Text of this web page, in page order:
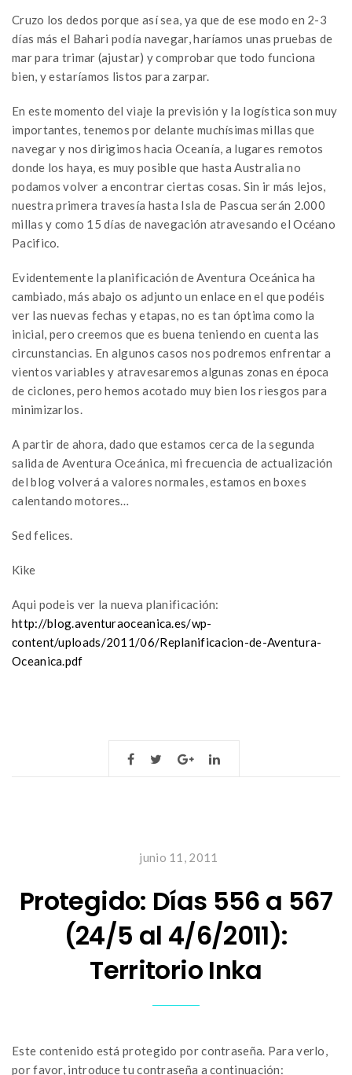
Cruzo los dedos porque así sea, ya que de ese modo en 2-3
días más el Bahari podía navegar, haríamos unas pruebas de
mar para trimar (ajustar) y comprobar que todo funciona
bien, y estaríamos listos para zarpar.
En este momento del viaje la previsión y la logística son muy
importantes, tenemos por delante muchísimas millas que
navegar y nos dirigimos hacia Oceanía, a lugares remotos
donde los haya, es muy posible que hasta Australia no
podamos volver a encontrar ciertas cosas. Sin ir más lejos,
nuestra primera travesía hasta Isla de Pascua serán 2.000
millas y como 15 días de navegación atravesando el Océano
Pacifico.
Evidentemente la planificación de Aventura Oceánica ha
cambiado, más abajo os adjunto un enlace en el que podéis
ver las nuevas fechas y etapas, no es tan óptima como la
inicial, pero creemos que es buena teniendo en cuenta las
circunstancias. En algunos casos nos podremos enfrentar a
vientos variables y atravesaremos algunas zonas en época
de ciclones, pero hemos acotado muy bien los riesgos para
minimizarlos.
A partir de ahora, dado que estamos cerca de la segunda
salida de Aventura Oceánica, mi frecuencia de actualización
del blog volverá a valores normales, estamos en boxes
calentando motores…
Sed felices.
Kike
Aqui podeis ver la nueva planificación:
http://blog.aventuraoceanica.es/wp-
content/uploads/2011/06/Replanificacion-de-Aventura-
Oceanica.pdf
junio 11, 2011
Protegido: Días 556 a 567
(24/5 al 4/6/2011):
Territorio Inka
Este contenido está protegido por contraseña. Para verlo,
por favor, introduce tu contraseña a continuación: